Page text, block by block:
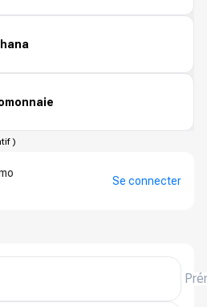
)
Se connecter